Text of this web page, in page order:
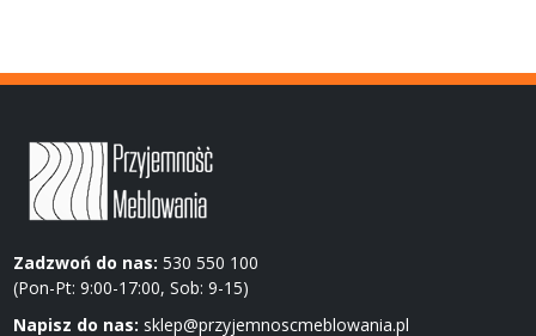
Zadzwoń do nas: 530 550 100
(Pon-Pt: 9:00-17:00, Sob: 9-15)
Napisz do nas: sklep@przyjemnoscmeblowania.pl